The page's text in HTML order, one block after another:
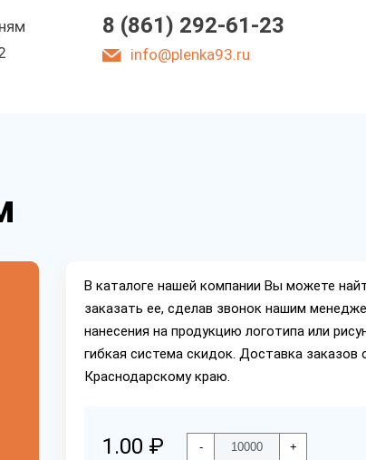
8 (861) 292-61-23
info@plenka93.ru
В каталоге нашей компании Вы можете
заказать ее, сделав звонок нашим
нанесения на продукцию логотипа или
гибкая система скидок. Доставка
Краснодарскому краю.
1.00 ₽ - +